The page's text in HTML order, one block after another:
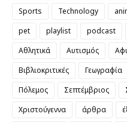
Sports
Technology
pet
playlist podcast
Αθλητικά
Αυτισμός
Βιβλιοκριτικές
Γεωγραφία
Πόλεμος
Σεπτέμβριος
Χριστούγεννα
άρθρα